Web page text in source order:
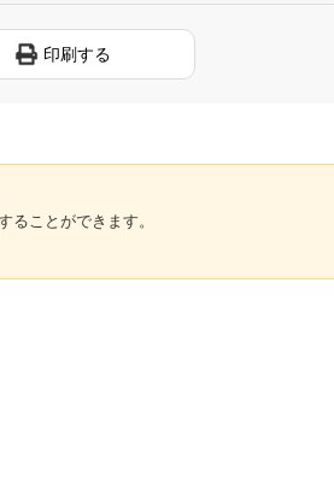
印刷する
ることができます。